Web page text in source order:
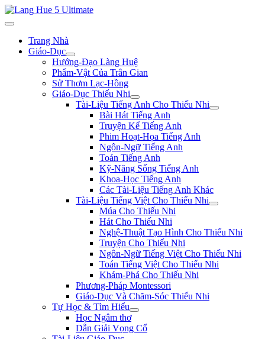
Trang Nhà
Giáo-Dục
Hướng-Đạo Làng Huệ
Phẩm-Vật Của Trân Gian
Sử Thơm Lạc-Hồng
Giáo-Dục Thiếu Nhi
Tài-Liệu Tiếng Anh Cho Thiếu Nhi
Bài Hát Tiếng Anh
Truyện Kể Tiếng Anh
Phim Hoạt-Họa Tiếng Anh
Ngôn-Ngữ Tiếng Anh
Toán Tiếng Anh
Kỹ-Năng Sống Tiếng Anh
Khoa-Học Tiếng Anh
Các Tài-Liệu Tiếng Anh Khác
Tài-Liệu Tiếng Việt Cho Thiếu Nhi
Múa Cho Thiếu Nhi
Hát Cho Thiếu Nhi
Nghệ-Thuật Tạo Hình Cho Thiếu Nhi
Truyện Cho Thiếu Nhi
Ngôn-Ngữ Tiếng Việt Cho Thiếu Nhi
Toán Tiếng Việt Cho Thiếu Nhi
Khám-Phá Cho Thiếu Nhi
Phương-Pháp Montessori
Giáo-Dục Và Chăm-Sóc Thiếu Nhi
Tự Học & Tìm Hiểu
Học Ngâm thơ
Dẫn Giải Vọng Cổ